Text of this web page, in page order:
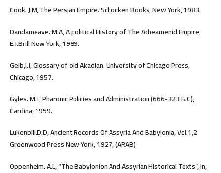
Cook. J.M, The Persian Empire. Schocken Books, New York, 1983.
Dandameave. M.A, A political History of The Acheamenid Empire,
E.J.Brill New York, 1989.
Gelb,I.J, Glossary of old Akadian. University of Chicago Press,
Chicago, 1957.
Gyles. M.F, Pharonic Policies and Administration (666-323 B.C),
Cardina, 1959.
Lukenbill.D.D, Ancient Records Of Assyria And Babylonia, Vol.1,2
Greenwood Press New York, 1927, (ARAB)
Oppenheim. A.L, “The Babylonion And Assyrian Historical Texts”, In,